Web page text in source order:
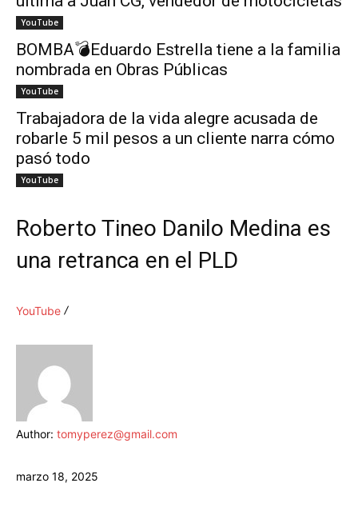
YouTube
BOMBA💣Eduardo Estrella tiene a la familia
nombrada en Obras Públicas
YouTube
Trabajadora de la vida alegre acusada de
robarle 5 mil pesos a un cliente narra cómo
pasó todo
YouTube
Roberto Tineo Danilo Medina es
una retranca en el PLD
YouTube
Author: tomyperez@gmail.com
marzo 18, 2025